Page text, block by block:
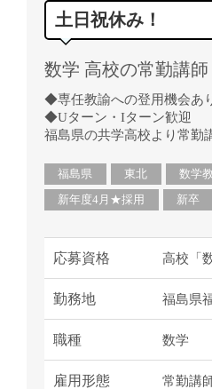
部活動指導員
学童スタッ
その他職種
学習支援
チューター
個別指導
ALT/AET
塾・予備校
幼稚園教諭
添削・校正
一般事務
土日祝休み！
数学 高校の常勤講師
◆専任教諭への登用機会あ
◆Uターン・Iターン歓迎
福島県の共学高校より常勤
福島県 東北 数学
新年度4月★採用
新卒
応募資格 高校「
勤務地 福島県
職種 数学
雇用形態 常勤講